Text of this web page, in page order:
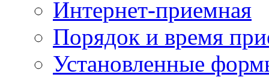
Интернет-приемная
Порядок и время
Установленные